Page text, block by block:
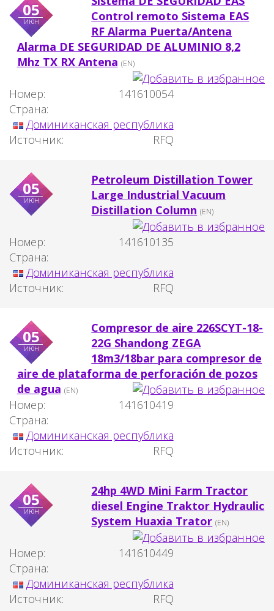
05
июн
Control remoto Sistema EAS
RF Alarma Puerta/Antena
Alarma DE SEGURIDAD DE ALUMINIO 8,2
Mhz TX RX Antena (EN)
Номер:
141610054
Страна:
Доминиканская республика
Источник:
RFQ
05
июн
Petroleum Distillation Tower
Large Industrial Vacuum
Distillation Column (EN)
Номер:
141610135
Страна:
Доминиканская республика
Источник:
RFQ
05
июн
Compresor de aire 226SCYT-18-
22G Shandong ZEGA
18m3/18bar para compresor de
aire de plataforma de perforación de pozos
de agua (EN)
Номер:
141610419
Страна:
Доминиканская республика
Источник:
RFQ
05
июн
24hp 4WD Mini Farm Tractor
diesel Engine Traktor Hydraulic
System Huaxia Trator (EN)
Номер:
141610449
Страна:
Доминиканская республика
Источник:
RFQ